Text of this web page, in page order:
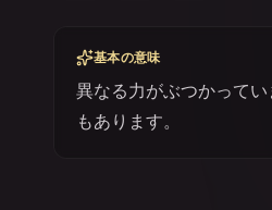
基本の意味
異なる力がぶつかって
もあります。